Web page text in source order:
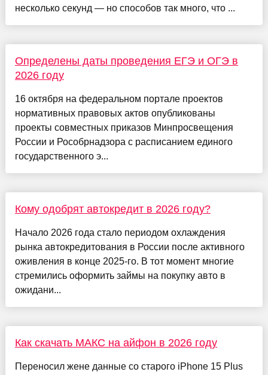
несколько секунд — но способов так много, что ...
Определены даты проведения ЕГЭ и ОГЭ в
2026 году
16 октября на федеральном портале проектов
нормативных правовых актов опубликованы
проекты совместных приказов Минпросвещения
России и Рособрнадзора с расписанием единого
государственного э...
Кому одобрят автокредит в 2026 году?
Начало 2026 года стало периодом охлаждения
рынка автокредитования в России после активного
оживления в конце 2025-го. В тот момент многие
стремились оформить займы на покупку авто в
ожидани...
Как скачать МАКС на айфон в 2026 году
Переносил жене данные со старого iPhone 15 Plus